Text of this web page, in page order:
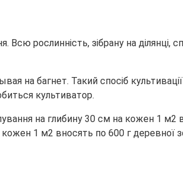
рослинність, зібрану на ділянці,
багнет. Такий спосіб культивації
культиватор.
на глибину 30 см на кожен 1 м2
1 м2 вносять по 600 г деревної